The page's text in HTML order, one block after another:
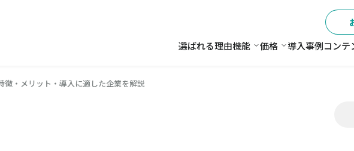
選ばれる理由機能 機能
価格 価格
導入事例コンテ
・メリット・導入に適した企業を解説